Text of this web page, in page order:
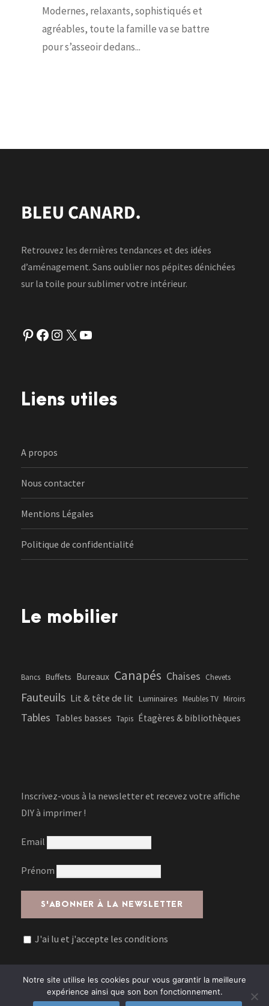
Modernes, relaxants, sophistiqués et
agréables, toute la famille va se battre
pour s’asseoir dedans...
Retrouvez les dernières tendances et des idées
d’aménagement. Sans oublier nos pépites dénichées
sur la toile pour sublimer votre intérieur.
Pinterest Facebook Instagram X YouTube
Liens utiles
A propos
Nous contacter
Mentions Légales
Politique de confidentialité
Le mobilier
Bancs Buffets Bureaux Canapés Chaises Chevets
Fauteuils Lit & tête de lit Luminaires Meubles TV Miroirs
Tables Tables basses Tapis Étagères & bibliothèques
Inscrivez-vous à la newsletter et recevez votre affiche
DIY à imprimer !
Email
Prénom
J'ai lu et j'accepte les conditions
Notre site utilise les cookies pour vous garantir la meilleure
expérience ainsi que son bon fonctionnement.